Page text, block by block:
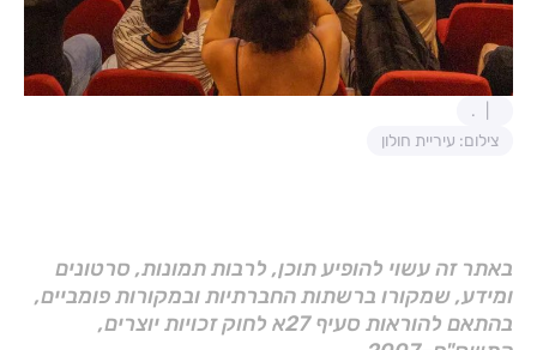
.
צילום: עיריית חולון
באתר זה עשוי להופיע תוכן, לרבות תמונות, סרטונים
ומידע, שמקורו ברשתות החברתיות ובמקורות פומביים,
בהתאם להוראות סעיף 27א לחוק זכויות יוצרים,